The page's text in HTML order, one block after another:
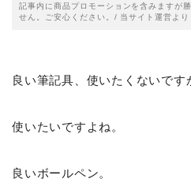
記事内に商品プロモーションを含みますが
せん。ご安心ください。/ 当サイト運営より
良い筆記具、使いたくないです
使いたいですよね。
良いボールペン。